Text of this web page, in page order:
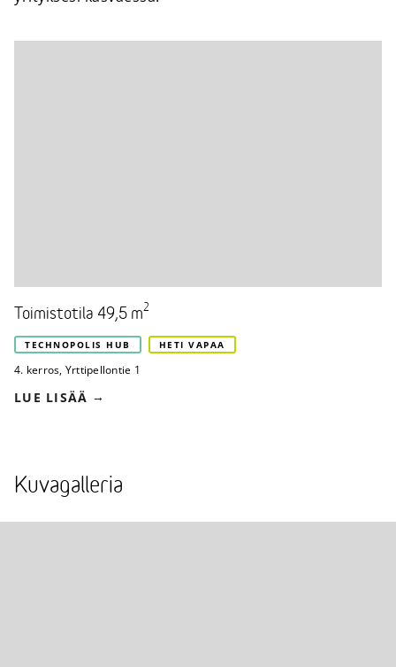
Toimistotila 49,5 m2
TECHNOPOLIS HUB HETI VAPAA
4. kerros, Yrttipellontie 1
LUE LISÄÄ
Kuvagalleria